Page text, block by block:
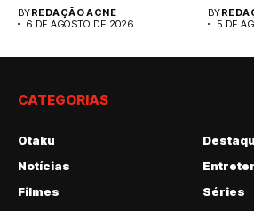
BYREDAÇÃO ACNE
6 DE AGOSTO DE 2026
BY
5 DE
CATEGORIAS
Otaku
Notícias
Filmes
Séries